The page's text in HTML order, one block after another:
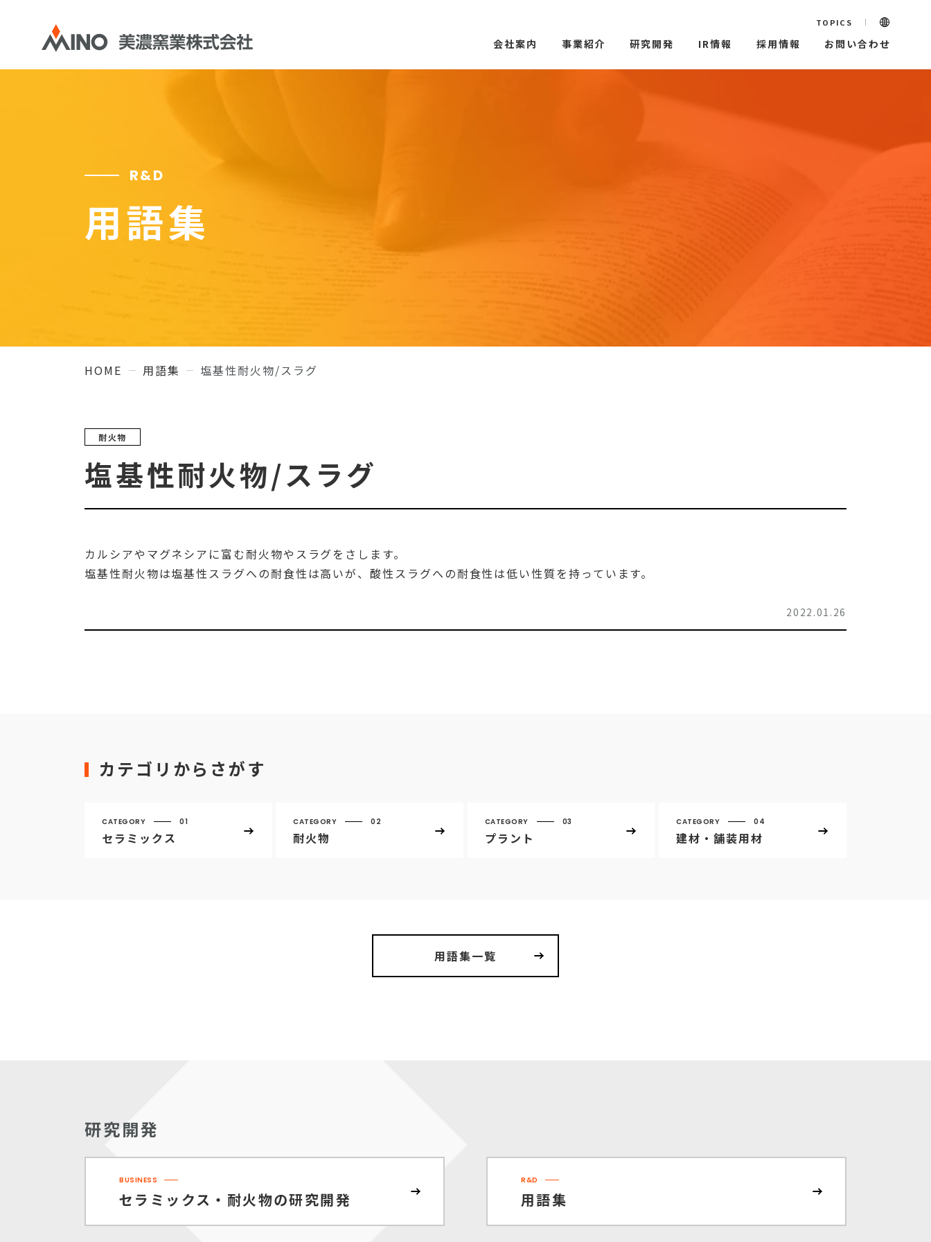
会社案内 事業紹介 研究開発 IR情報 採用情報 お問い合わせ
TOPICS
R&D
用語集
HOME 用語集 塩基性耐火物/スラグ
耐火物
塩基性耐火物/スラグ
カルシアやマグネシアに富む耐火物やスラグをさします。
塩基性耐火物は塩基性スラグへの耐食性は高いが、酸性スラグへの耐食性は低い性質を持っています。
2022.01.26
カテゴリからさがす
CATEGORY 01
セラミックス
CATEGORY 02
耐火物
CATEGORY 03
プラント
CATEGORY 04
建材・舗装用材
用語集一覧
研究開発
BUSINESS
セラミックス・耐火物の研究開発
R&D
用語集